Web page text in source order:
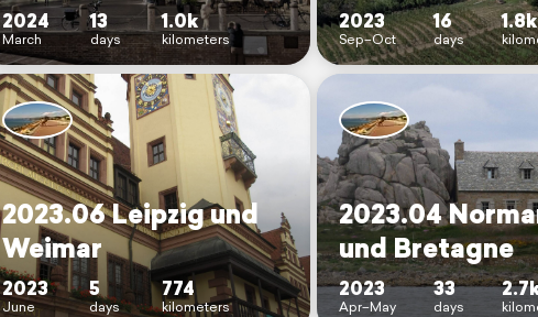
2024
March
13
days
1.0k
kilometers
2023
Sep–Oct
16
days
1.8k
2023.06 Leipzig und
Weimar
2023
June
5
days
774
kilometers
2023.04
und Bretagne
2023
Apr–May
33
days